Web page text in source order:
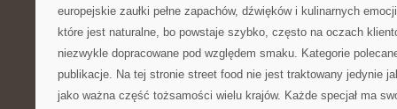
europejskie zaułki pełne zapachów, dźwięków i kulinarnych
które jest naturalne, bo powstaje szybko, często na oczach
niezwykle dopracowane pod względem smaku. Kategorie
publikacje. Na tej stronie street food nie jest traktowany jedynie
jako ważna część tożsamości wielu krajów. Każde specjał ma